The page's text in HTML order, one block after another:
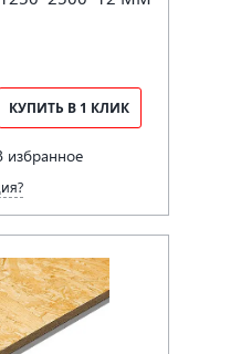
КУПИТЬ В 1 КЛИК
избранное